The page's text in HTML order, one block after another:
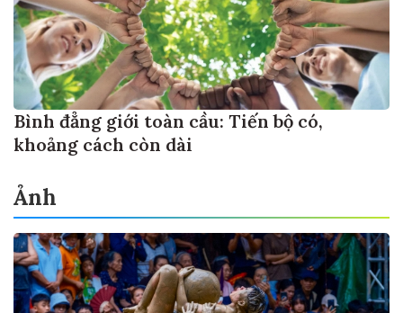
Bình đẳng giới toàn cầu: Tiến bộ có,
khoảng cách còn dài
Ảnh